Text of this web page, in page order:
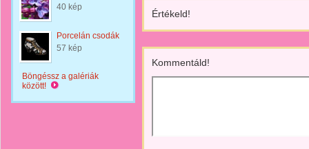
40 kép
Porcelán csodák
57 kép
Böngéssz a galériák
között!
Értékeld!
Kommentáld!